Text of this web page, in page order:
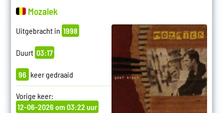
Mozaiek
Uitgebracht in 1998
Duurt 03:17
96 keer gedraaid
Vorige keer:
12-06-2026 om 03:22 uur